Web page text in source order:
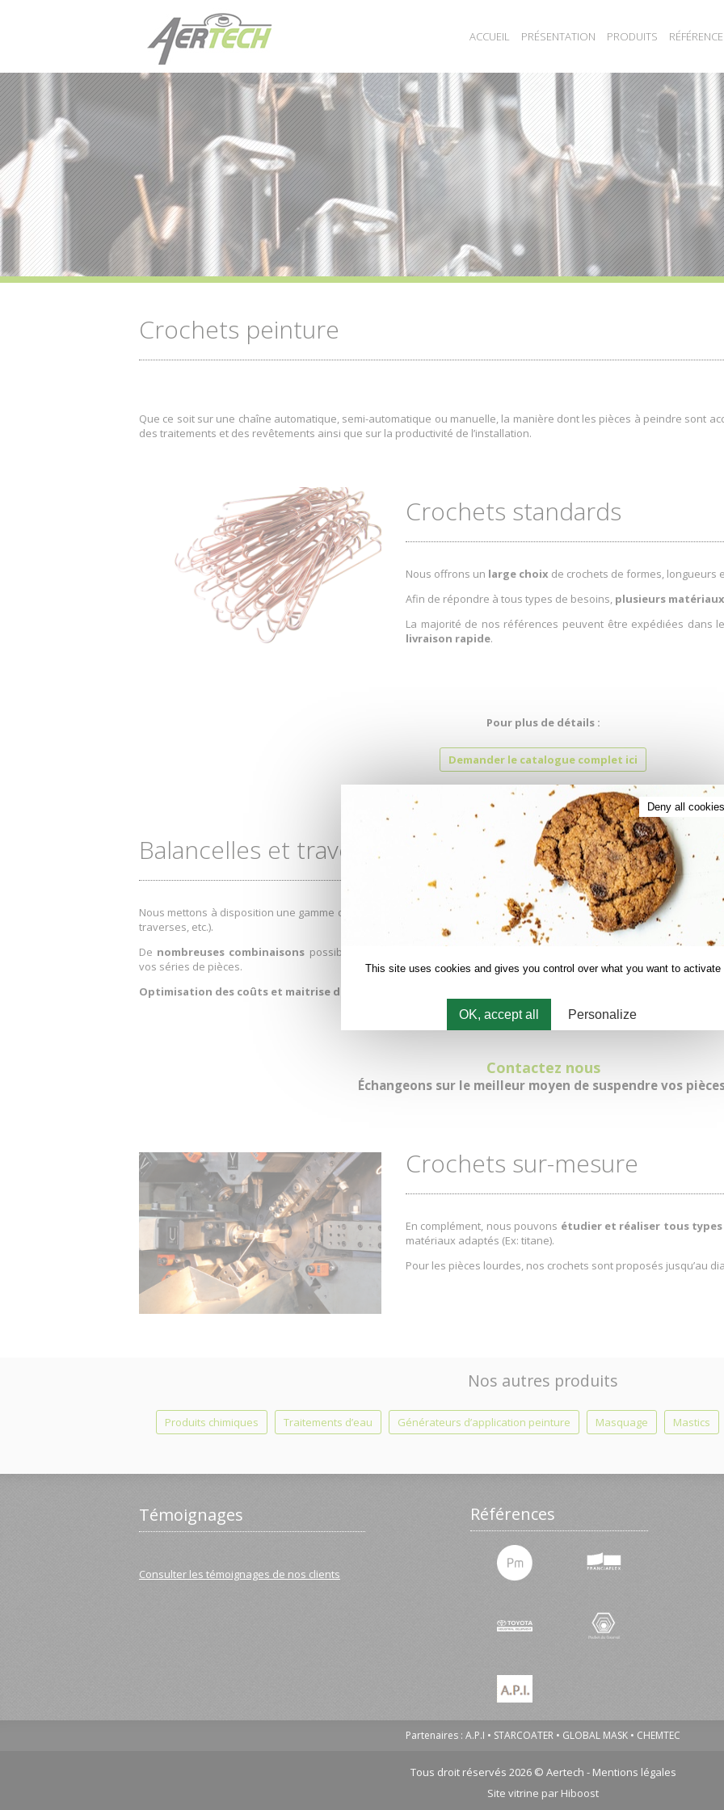
This site uses cookies and gives you control over what you want to activate
OK, accept all
Deny all cookies
Personalize
ACCUEIL PRÉSENTATION PRODUITS
Crochets peinture
Que ce soit sur une chaîne automatique, semi-automatique ou manuelle, la manière dont les pièces à peindre sont
des traitements et des revêtements ainsi que sur la productivité de l’installation.
Crochets standards
Nous offrons un large choix de crochets de formes, longueurs
Afin de répondre à tous types de besoins, plusieurs matériaux
La majorité de nos références peuvent être expédiées dans
livraison rapide.
Pour plus de détails :
Demander le catalogue complet ici
Balancelles et traverses
Nous mettons à disposition une gamme de supports modulaires et standardisés (palonniers, balancelles,
traverses, etc.).
De nombreuses combinaisons possibles vous permettront d’accrocher et d’orienter correctement toutes
vos séries de pièces.
Optimisation des coûts et maitrise de la qualité.
Contactez nous
Échangeons sur le meilleur moyen de suspendre vos
Crochets sur-mesure
En complément, nous pouvons étudier et réaliser tous types
matériaux adaptés (Ex: titane).
Pour les pièces lourdes, nos crochets sont proposés jusqu’au
Nos autres produits
Produits chimiques Traitements d’eau Générateurs d’application peinture Masquage Mastics
Témoignages
Consulter les témoignages de nos clients
Références
Partenaires : A.P.I STARCOATER GLOBAL MASK CHEMTEC
Tous droit réservés 2026 © Aertech - Mentions légales
Site vitrine par Hiboost